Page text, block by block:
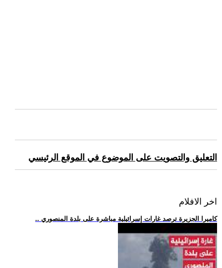
التعليق والتصويت على الموضوع في الموقع الرئيسي
اخر الافلام
.. كاميرا الجزيرة ترصد غارات إسرائيلية مباشرة على بلدة المنصوري